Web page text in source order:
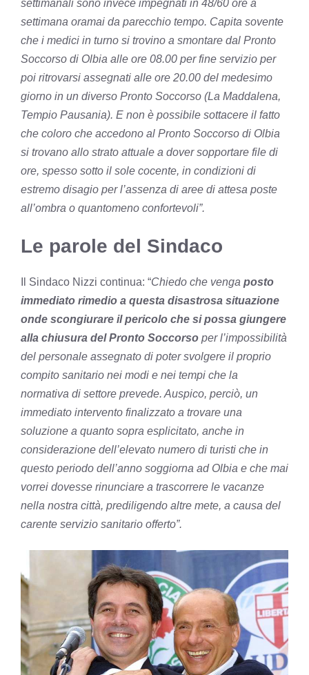
settimanali sono invece impegnati in 48/60 ore a
settimana oramai da parecchio tempo. Capita sovente
che i medici in turno si trovino a smontare dal Pronto
Soccorso di Olbia alle ore 08.00 per fine servizio per
poi ritrovarsi assegnati alle ore 20.00 del medesimo
giorno in un diverso Pronto Soccorso (La Maddalena,
Tempio Pausania). E non è possibile sottacere il fatto
che coloro che accedono al Pronto Soccorso di Olbia
si trovano allo strato attuale a dover sopportare file di
ore, spesso sotto il sole cocente, in condizioni di
estremo disagio per l’assenza di aree di attesa poste
all’ombra o quantomeno confortevoli”.
Le parole del Sindaco
Il Sindaco Nizzi continua: “Chiedo che venga posto
immediato rimedio a questa disastrosa situazione
onde scongiurare il pericolo che si possa giungere
alla chiusura del Pronto Soccorso per l’impossibilità
del personale assegnato di poter svolgere il proprio
compito sanitario nei modi e nei tempi che la
normativa di settore prevede. Auspico, perciò, un
immediato intervento finalizzato a trovare una
soluzione a quanto sopra esplicitato, anche in
considerazione dell’elevato numero di turisti che in
questo periodo dell’anno soggiorna ad Olbia e che mai
vorrei dovesse rinunciare a trascorrere le vacanze
nella nostra città, prediligendo altre mete, a causa del
carente servizio sanitario offerto”.